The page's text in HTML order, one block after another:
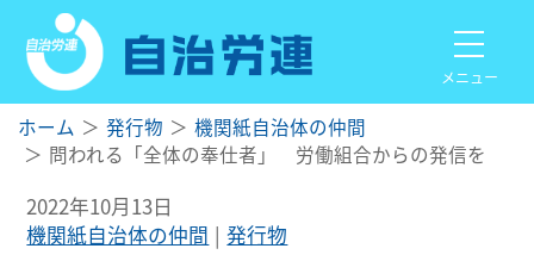
メニュー
ホーム 発行物
機関紙自治体の仲間
問われる「全体の奉仕者」 労働組合からの発信を
2022年10月13日
機関紙自治体の仲間
発行物